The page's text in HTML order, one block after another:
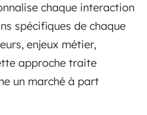
chaque interaction
spécifiques de chaque
enjeux métier,
approche traite
un marché à part